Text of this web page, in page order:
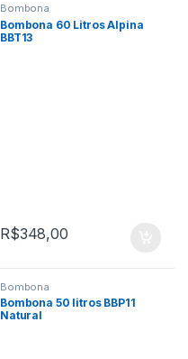
Bombona
Bombona 60 Litros Alpina
BBT13
R$348,00
Bombona
Bombona 50 litros BBP11
Natural